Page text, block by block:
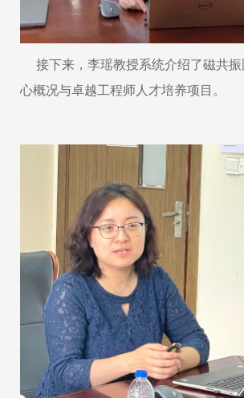
接下来，李瑶教授系统介绍了磁共振
心概况与卓越工程师人才培养项目。